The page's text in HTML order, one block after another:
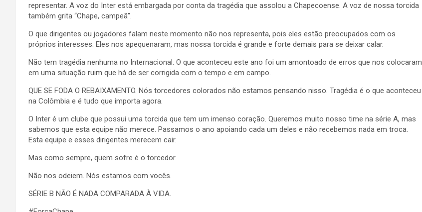
representar. A voz do Inter está embargada por conta da tragédia que assolou a Chapecoense. A voz de nossa torcida
também grita “Chape, campeã”.
O que dirigentes ou jogadores falam neste momento não nos representa, pois eles estão preocupados com os
próprios interesses. Eles nos apequenaram, mas nossa torcida é grande e forte demais para se deixar calar.
Não tem tragédia nenhuma no Internacional. O que aconteceu este ano foi um amontoado de erros que nos colocaram
em uma situação ruim que há de ser corrigida com o tempo e em campo.
QUE SE FODA O REBAIXAMENTO. Nós torcedores colorados não estamos pensando nisso. Tragédia é o que aconteceu
na Colômbia e é tudo que importa agora.
O Inter é um clube que possui uma torcida que tem um imenso coração. Queremos muito nosso time na série A, mas
sabemos que esta equipe não merece. Passamos o ano apoiando cada um deles e não recebemos nada em troca.
Esta equipe e esses dirigentes merecem cair.
Mas como sempre, quem sofre é o torcedor.
Não nos odeiem. Nós estamos com vocês.
SÉRIE B NÃO É NADA COMPARADA À VIDA.